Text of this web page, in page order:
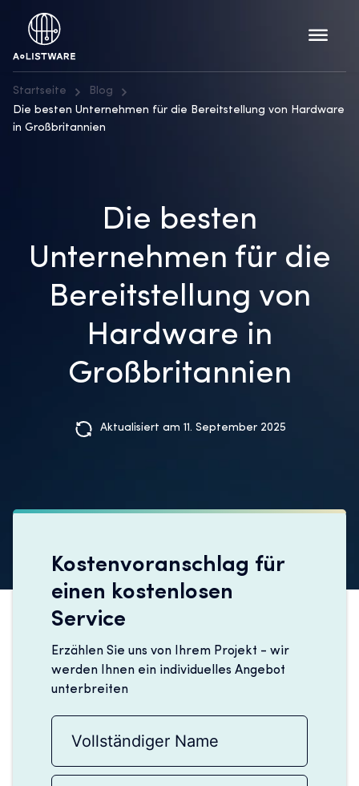
Startseite
Blog
Die besten Unternehmen für die Bereitstellung von Hardware
in Großbritannien
Die besten
Unternehmen für die
Bereitstellung von
Hardware in
Großbritannien
Aktualisiert am 11. September 2025
Kostenvoranschlag für
einen kostenlosen
Service
Erzählen Sie uns von Ihrem Projekt - wir
werden Ihnen ein individuelles Angebot
unterbreiten